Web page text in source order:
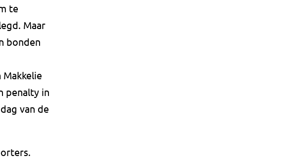
te
Maar
bonden
Makkelie
penalty in
van de